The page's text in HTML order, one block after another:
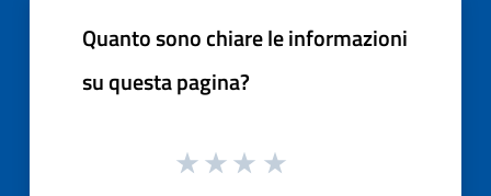
Quanto sono chiare le informazioni
su questa pagina?